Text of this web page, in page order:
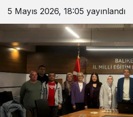
5 Mayıs 2026, 18:05 yayınlandı